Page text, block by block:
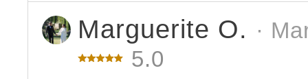
Marguerite O. ·
5.0